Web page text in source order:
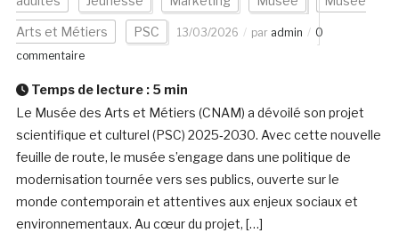
Arts et Métiers PSC 13/03/2026 par admin
0
commentaire
Temps de lecture : 5 min
Le Musée des Arts et Métiers (CNAM) a dévoilé son projet
scientifique et culturel (PSC) 2025‑2030. Avec cette nouvelle
feuille de route, le musée s’engage dans une politique de
modernisation tournée vers ses publics, ouverte sur le
monde contemporain et attentives aux enjeux sociaux et
environnementaux. Au cœur du projet, […]